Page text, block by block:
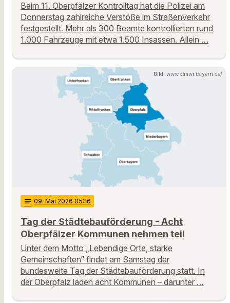
Beim 11. Oberpfälzer Kontrolltag hat die Polizei am
Donnerstag zahlreiche Verstöße im Straßenverkehr
festgestellt. Mehr als 300 Beamte kontrollierten rund
1.000 Fahrzeuge mit etwa 1.500 Insassen. Allein …
Bild: www.stmwi.bayern.de/
notes 09. Mai 2026 05:16
Tag der Städtebauförderung - Acht
Oberpfälzer Kommunen nehmen teil
Unter dem Motto „Lebendige Orte, starke
Gemeinschaften“ findet am Samstag der
bundesweite Tag der Städtebauförderung statt. In
der Oberpfalz laden acht Kommunen – darunter …